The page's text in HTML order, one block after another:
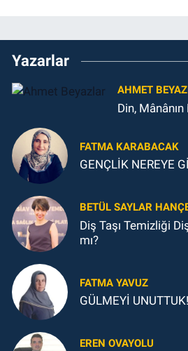
Yazarlar
AHMET
Din, Mânânın
FATMA KARABACAK
GENÇLİK NEREYE
BETÜL SAYLAR
Diş Taşı Temizliği
mı?
FATMA YAVUZ
GÜLMEYİ UNUTTUK!
EREN OVAYOLU